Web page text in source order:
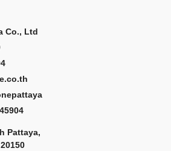
Co., Ltd
Pattaya,